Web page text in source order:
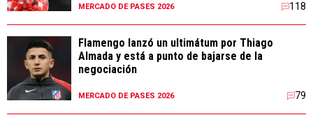
MERCADO DE PASES 2026 118
Flamengo lanzó un ultimátum por Thiago
Almada y está a punto de bajarse de la
negociación
MERCADO DE PASES 2026 79